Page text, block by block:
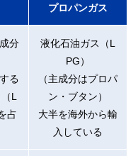
プロパンガス
分
る
L
占
液化石油ガス（L
PG）
（主成分はプロパ
ン・ブタン）
大半を海外から輸
入している